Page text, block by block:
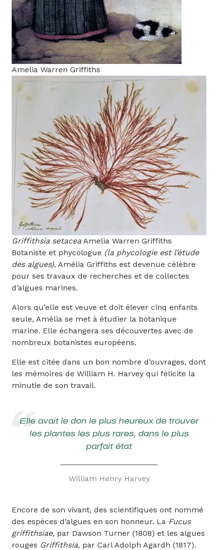
Amelia Warren Griffiths
Griffithsia setacea Amelia Warren Griffiths
Botaniste et phycologue (la phycologie est l’étude
des algues), Amélia Griffiths est devenue célèbre
pour ses travaux de recherches et de collectes
d’algues marines.
Alors qu’elle est veuve et doit élever cinq enfants
seule, Amélia se met à étudier la botanique
marine. Elle échangera ses découvertes avec de
nombreux botanistes européens.
Elle est citée dans un bon nombre d’ouvrages, dont
les mémoires de William H. Harvey qui félicite la
minutie de son travail.
Elle avait le don le plus heureux de trouver
les plantes les plus rares, dans le plus
parfait état
William Henry Harvey
Encore de son vivant, des scientifiques ont nommé
des espèces d’algues en son honneur. La Fucus
griffithsiae, par Dawson Turner (1808) et les algues
rouges Griffithsia, par Carl Adolph Agardh (1817).